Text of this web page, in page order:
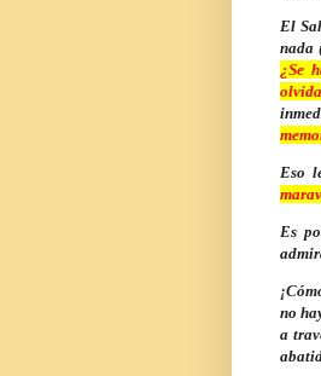
El
nada
¿Se
Eso
Es
no
a